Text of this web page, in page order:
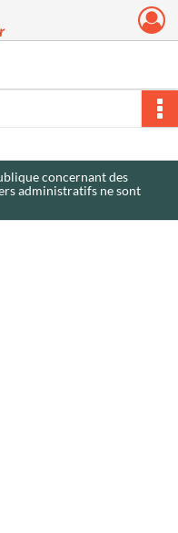
d'Alès
concernant des
administratifs ne sont